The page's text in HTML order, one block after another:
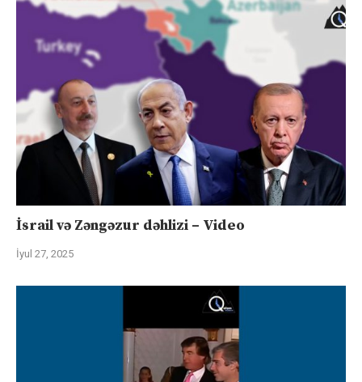
İsrail və Zəngəzur dəhlizi – Video
İyul 27, 2025